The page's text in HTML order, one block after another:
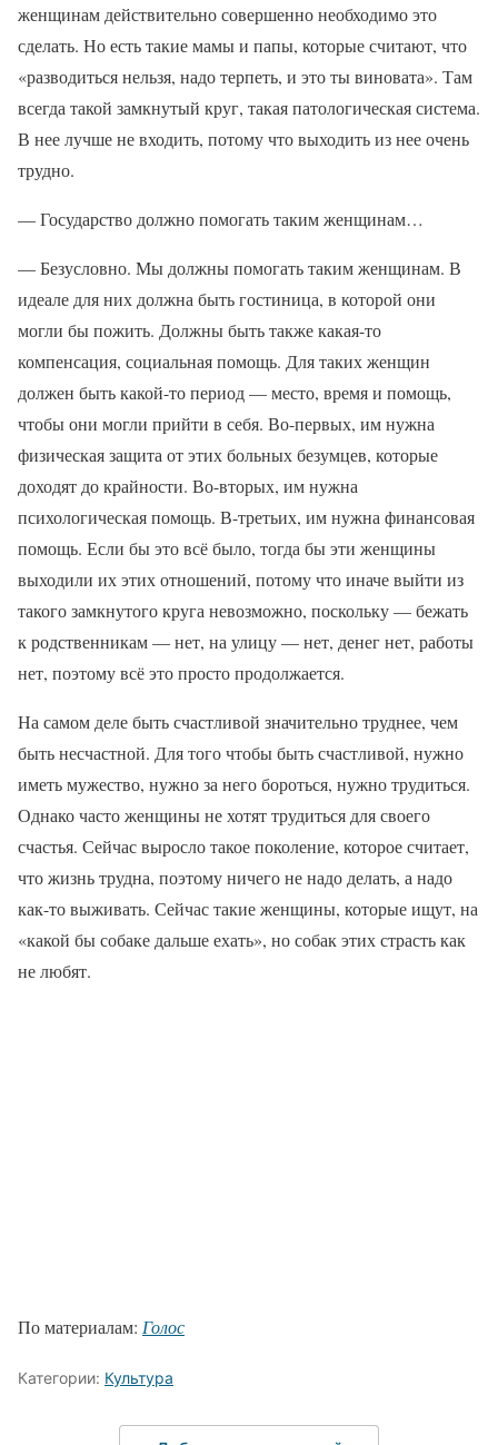
женщинам действительно совершенно необходимо это
сделать. Но есть такие мамы и папы, которые считают, что
«разводиться нельзя, надо терпеть, и это ты виновата». Там
всегда такой замкнутый круг, такая патологическая система.
В нее лучше не входить, потому что выходить из нее очень
трудно.
— Государство должно помогать таким женщинам…
— Безусловно. Мы должны помогать таким женщинам. В
идеале для них должна быть гостиница, в которой они
могли бы пожить. Должны быть также какая-то
компенсация, социальная помощь. Для таких женщин
должен быть какой-то период — место, время и помощь,
чтобы они могли прийти в себя. Во-первых, им нужна
физическая защита от этих больных безумцев, которые
доходят до крайности. Во-вторых, им нужна
психологическая помощь. В-третьих, им нужна финансовая
помощь. Если бы это всё было, тогда бы эти женщины
выходили их этих отношений, потому что иначе выйти из
такого замкнутого круга невозможно, поскольку — бежать
к родственникам — нет, на улицу — нет, денег нет, работы
нет, поэтому всё это просто продолжается.
На самом деле быть счастливой значительно труднее, чем
быть несчастной. Для того чтобы быть счастливой, нужно
иметь мужество, нужно за него бороться, нужно трудиться.
Однако часто женщины не хотят трудиться для своего
счастья. Сейчас выросло такое поколение, которое считает,
что жизнь трудна, поэтому ничего не надо делать, а надо
как-то выживать. Сейчас такие женщины, которые ищут, на
«какой бы собаке дальше ехать», но собак этих страсть как
не любят.
По материалам: Голос
Категории: Культура